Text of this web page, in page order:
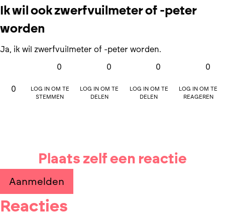
Ik wil ook zwerfvuilmeter of -peter
worden
Ja, ik wil zwerfvuilmeter of -peter worden.
0
0
Log in om te
stemmen
0
Log in om te
delen
0
Log in om te
delen
0
Log in om te
reageren
Plaats zelf een reactie
Aanmelden
Reacties